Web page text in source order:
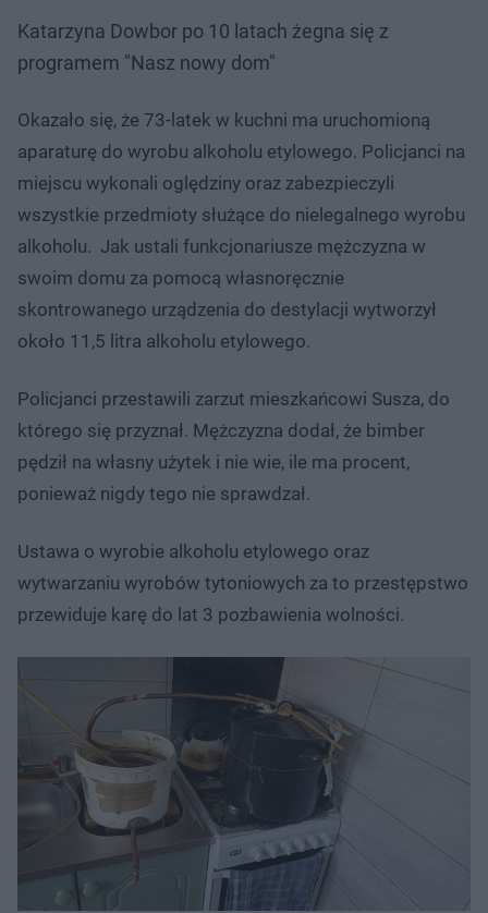
Katarzyna Dowbor po 10 latach żegna się z
programem "Nasz nowy dom"
Okazało się, że 73-latek w kuchni ma uruchomioną
aparaturę do wyrobu alkoholu etylowego. Policjanci na
miejscu wykonali oględziny oraz zabezpieczyli
wszystkie przedmioty służące do nielegalnego wyrobu
alkoholu. Jak ustali funkcjonariusze mężczyzna w
swoim domu za pomocą własnoręcznie
skontrowanego urządzenia do destylacji wytworzył
około 11,5 litra alkoholu etylowego.
Policjanci przestawili zarzut mieszkańcowi Susza, do
którego się przyznał. Mężczyzna dodał, że bimber
pędził na własny użytek i nie wie, ile ma procent,
ponieważ nigdy tego nie sprawdzał.
Ustawa o wyrobie alkoholu etylowego oraz
wytwarzaniu wyrobów tytoniowych za to przestępstwo
przewiduje karę do lat 3 pozbawienia wolności.